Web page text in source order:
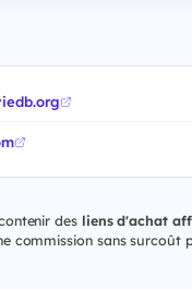
des liens d'achat
commission sans surcoût